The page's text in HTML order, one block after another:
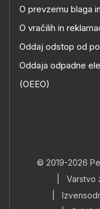
O prevzemu blaga
O vračilih in
Oddaj odstop od
Oddaja odpadne
(OEEO)
© 2019-2026
Varstvo